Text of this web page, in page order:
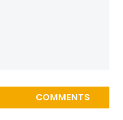
COMMENTS